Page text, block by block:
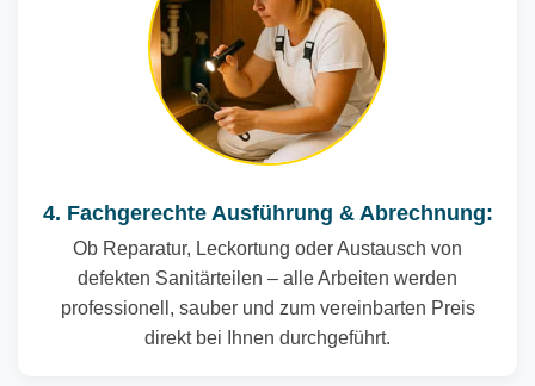
4. Fachgerechte Ausführung & Abrechnung:
Ob Reparatur, Leckortung oder Austausch von
defekten Sanitärteilen – alle Arbeiten werden
professionell, sauber und zum vereinbarten Preis
direkt bei Ihnen durchgeführt.